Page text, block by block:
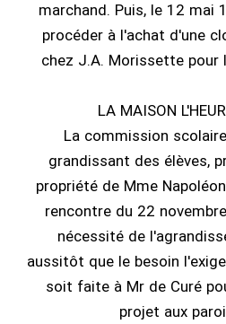
marchand. Puis, le 12 mai
procéder à l'achat d'une
chez J.A. Morissette pour
LA MAISON
La commission
grandissant des élèves,
propriété de Mme
rencontre du 22
nécessité de
aussitôt que le besoin
soit faite à Mr de Curé
projet aux